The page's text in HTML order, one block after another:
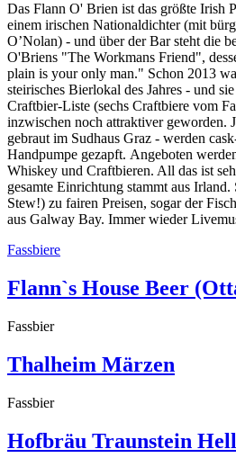
Das Flann O' Brien ist das größte Irish
einem irischen Nationaldichter (mit
O’Nolan) - und über der Bar steht die
O'Briens "The Workmans Friend",
plain is your only man." Schon 2013
steirisches Bierlokal des Jahres - und
Craftbier-Liste (sechs Craftbiere vom
inzwischen noch attraktiver geworden.
gebraut im Sudhaus Graz - werden
Handpumpe gezapft. Angeboten
Whiskey und Craftbieren. All das ist
gesamte Einrichtung stammt aus
Stew!) zu fairen Preisen, sogar der
aus Galway Bay. Immer wieder
Fassbiere
Flann`s House Beer
Fassbier
Thalheim Märzen
Fassbier
Hofbräu Traunstein